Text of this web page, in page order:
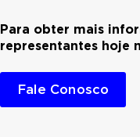
Para obter mais
representantes hoje
Fale Conosco